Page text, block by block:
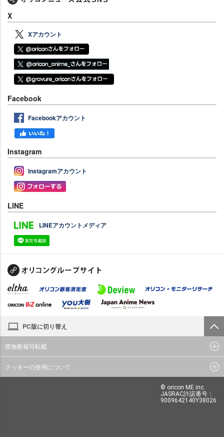
X
Xアカウント
Facebook
Facebookアカウント
Instagram
Instagramアカウント
LINE
LINEアカウントメディア
PC版に切り替え
禁無断複写転載
クッキーの使用について
© oricon ME inc.
JASRAC許諾番号：
9009642140Y38026